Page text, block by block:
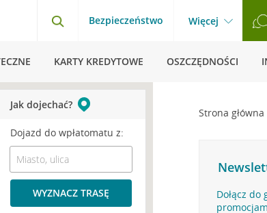
Bezpieczeństwo Więcej
KARTY KREDYTOWE OSZCZĘDNOŚCI
Strona główna
Dołącz
Jak dojechać?
Dojazd do wpłatomatu z:
WYZNACZ TRASĘ